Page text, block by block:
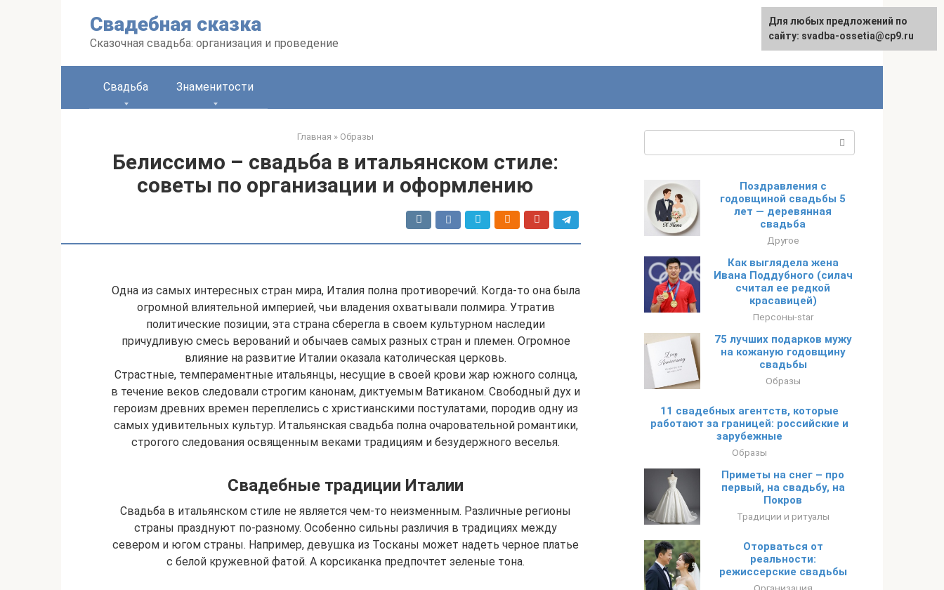
Свадебная сказка
Сказочная свадьба: организация и проведение
Свадьба Знаменитости
Главная » Образы
Белиссимо – свадьба в итальянском стиле:
советы по организации и оформлению
Одна из самых интересных стран мира, Италия полна противоречий. Когда-то она была
огромной влиятельной империей, чьи владения охватывали полмира. Утратив
политические позиции, эта страна сберегла в своем культурном наследии
причудливую смесь верований и обычаев самых разных стран и племен. Огромное
влияние на развитие Италии оказала католическая церковь.
Страстные, темпераментные итальянцы, несущие в своей крови жар южного солнца,
в течение веков следовали строгим канонам, диктуемым Ватиканом. Свободный дух и
героизм древних времен переплелись с христианскими постулатами, породив одну из
самых удивительных культур. Итальянская свадьба полна очаровательной романтики,
строгого следования освященным веками традициям и безудержного веселья.
Свадебные традиции Италии
Свадьба в итальянском стиле не является чем-то неизменным. Различные регионы
страны празднуют по-разному. Особенно сильны различия в традициях между
севером и югом страны. Например, девушка из Тосканы может надеть черное платье
с белой кружевной фатой. А корсиканка предпочтет зеленые тона.
Поздравления с
годовщиной свадьбы 5
лет — деревянная
свадьба
Другое
Как выглядела жена
Ивана Поддубного (силач
считал ее редкой
красавицей)
Персоны-star
75 лучших подарков мужу
на кожаную годовщину
свадьбы
Образы
11 свадебных агентств, которые
работают за границей: российские и
зарубежные
Образы
Приметы на снег – про
первый, на свадьбу, на
Покров
Традиции и ритуалы
Оторваться от
реальности:
режиссерские свадьбы
Для любых предложений по
сайту: svadba-ossetia@cp9.ru